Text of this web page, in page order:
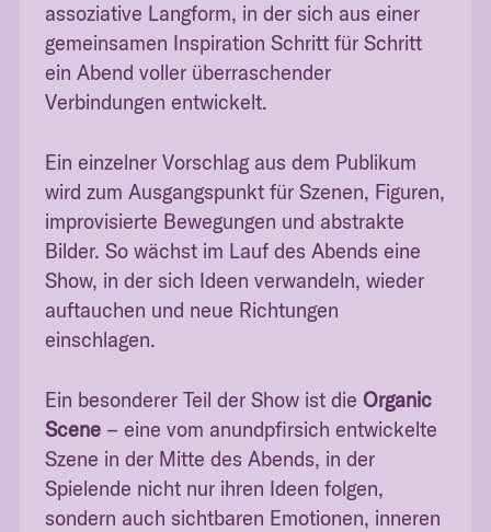
assoziative Langform, in der sich aus einer
gemeinsamen Inspiration Schritt für Schritt
ein Abend voller überraschender
Verbindungen entwickelt.
Ein einzelner Vorschlag aus dem Publikum
wird zum Ausgangspunkt für Szenen, Figuren,
improvisierte Bewegungen und abstrakte
Bilder. So wächst im Lauf des Abends eine
Show, in der sich Ideen verwandeln, wieder
auftauchen und neue Richtungen
einschlagen.
Ein besonderer Teil der Show ist die Organic
Scene – eine vom anundpfirsich entwickelte
Szene in der Mitte des Abends, in der
Spielende nicht nur ihren Ideen folgen,
sondern auch sichtbaren Emotionen, inneren